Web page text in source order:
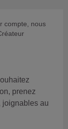
compte, nous
prenez
joignables au